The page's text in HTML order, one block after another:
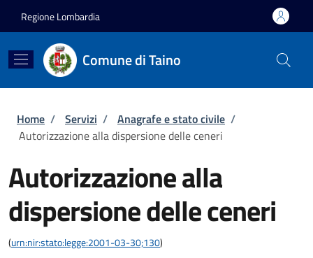
Regione Lombardia
Comune di Taino
Briciole di pane
Home / Servizi / Anagrafe e stato civile /
Autorizzazione alla dispersione delle ceneri
Autorizzazione alla
dispersione delle ceneri
(urn:nir:stato:legge:2001-03-30;130)